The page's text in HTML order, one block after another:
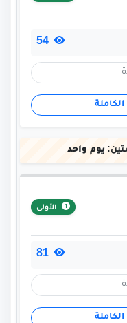
يوم واحد
الأولى